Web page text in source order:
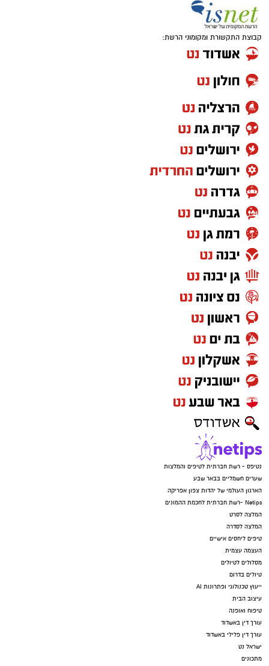
קבוצת התקשורת ומקומוני הרשת:
נטיפס - רשת חברתית לטיפים והמלצות
שערים חשמליים בבאר שבע
הארגון העולמי של יהדות צפון אפריקה
Netips -רשת חברתית לחכמת ההמונים
המלצה לסרט
המלצה לסדרה
טיפים ליחסים אישיים
העצמה עצמית
מסלולים לטיולים
טיולים בדרום
ייעוץ טכנולוגי ופתרונות AI
עיצוב הבית
טיפוח ואופנה
עורך דין באשדוד
עורך דין פלילי באשדוד
ישראל נט
מתכונים